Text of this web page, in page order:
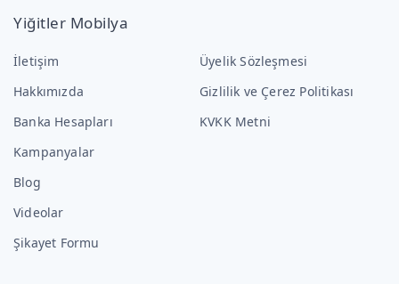
Yiğitler Mobilya
İletişim
Hakkımızda
Banka Hesapları
Kampanyalar
Blog
Videolar
Şikayet Formu
Üyelik Sözleşmesi
Gizlilik ve Çerez Politikası
KVKK Metni